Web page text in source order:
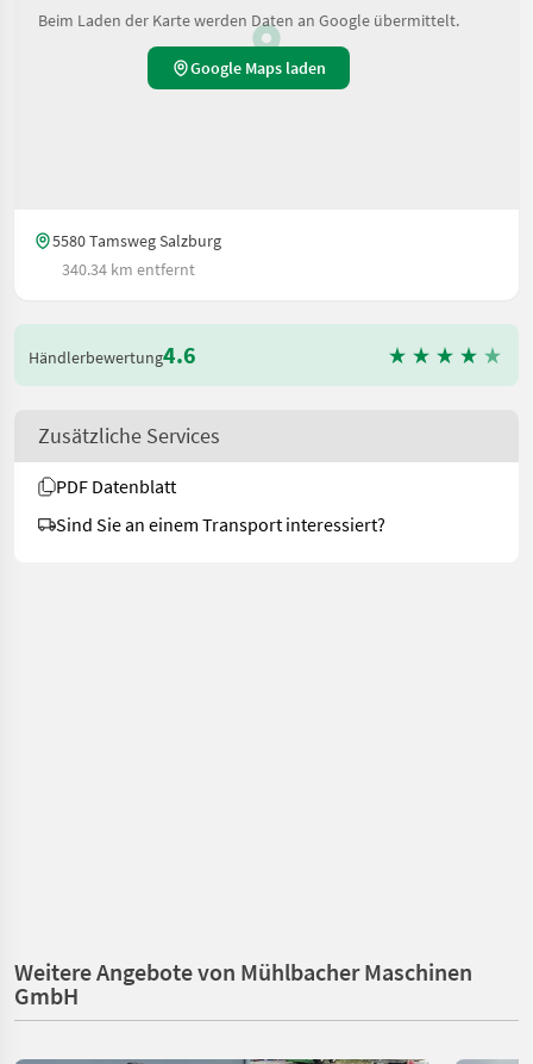
Beim Laden der Karte werden Daten an Google übermittelt.
Google Maps laden
5580 Tamsweg Salzburg
340.34 km entfernt
Händlerbewertung4.6
Zusätzliche Services
PDF Datenblatt
Sind Sie an einem Transport interessiert?
Weitere Angebote von Mühlbacher Maschinen
GmbH